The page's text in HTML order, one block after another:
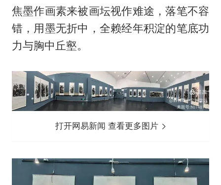
焦墨作画素来被画坛视作难途，落笔不容
错，用墨无折中，全赖经年积淀的笔底功
力与胸中丘壑。
打开网易新闻 查看更多图片